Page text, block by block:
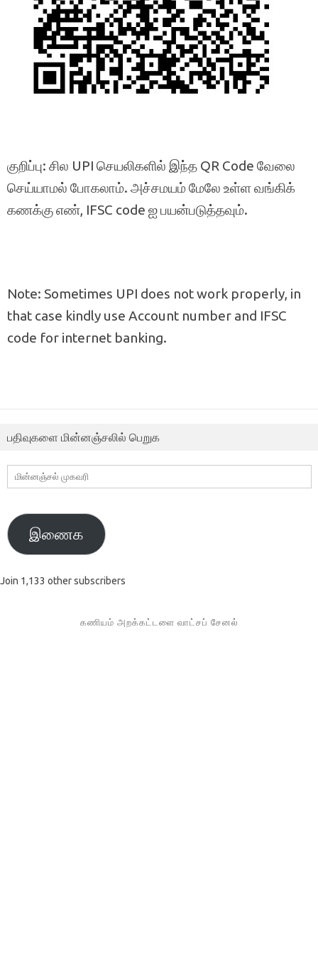
குறிப்பு: சில UPI செயலிகளில் இந்த QR Code வேலை
செய்யாமல் போகலாம். அச்சமயம் மேலே உள்ள வங்கிக்
கணக்கு எண், IFSC code ஐ பயன்படுத்தவும்.
Note: Sometimes UPI does not work properly, in
that case kindly use Account number and IFSC
code for internet banking.
பதிவுகளை மின்னஞ்சலில் பெறுக
மின்னஞ்சல்
முகவரி
இணைக
Join 1,133 other subscribers
கணியம் அறக்கட்டளை வாட்சப் சேனல்